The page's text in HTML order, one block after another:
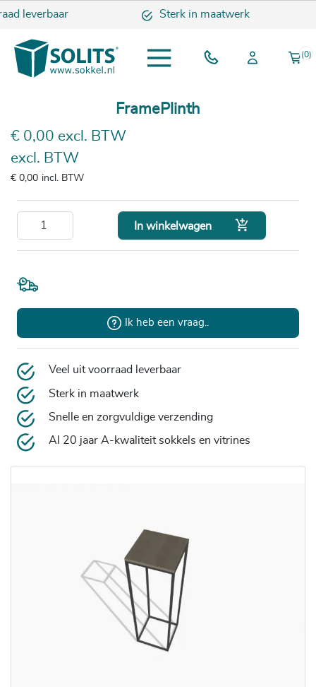
leverbaar Sterk in maatwerk
(0)
FramePlinth
€ 0,00 excl. BTW
excl. BTW
€ 0,00 incl. BTW
In winkelwagen 
Ik heb een vraag..
Veel uit voorraad leverbaar
Sterk in maatwerk
Snelle en zorgvuldige verzending
Al 20 jaar A-kwaliteit sokkels en vitrines